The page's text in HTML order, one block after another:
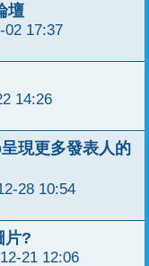
壇
02 17:37
14:26
現更多發表人的
28 10:54
片?
21 12:06